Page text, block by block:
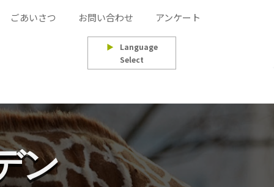
ごあいさつ お問い合わせ アンケート
▶
Language
Select
ン